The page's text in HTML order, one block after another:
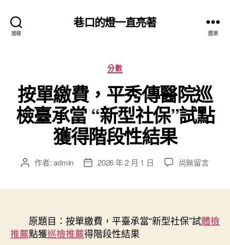
搜尋
巷口的燈一直亮著
選單
分
類
分數
按單繳費，平秀傳醫院巡
檢臺承當 “新型社保”試點
獲得階段性結果
文 作者:admin
文
期
2026 年 2 月 1 日
在
平
秀
尚無留言
原題目：按單繳費，平臺承當“新型社保”試體檢
推薦點獲巡檢推薦得階段性結果